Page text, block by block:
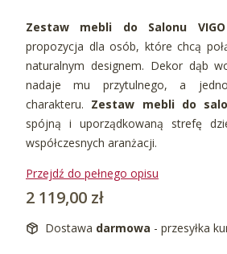
Zestaw mebli do Salonu
propozycja dla osób, które chcą
naturalnym designem. Dekor dąb
nadaje mu przytulnego, a
charakteru. Zestaw mebli do
spójną i uporządkowaną strefę
współczesnych aranżacji.
Przejdź do pełnego opisu
Cena
2 119,00 zł
Dostawa darmowa - przesyłka